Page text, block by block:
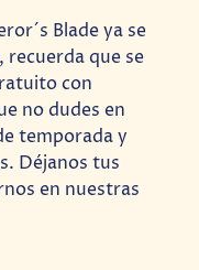
Blade ya se
, recuerda que se
con
no dudes en
temporada y
Déjanos tus
en nuestras